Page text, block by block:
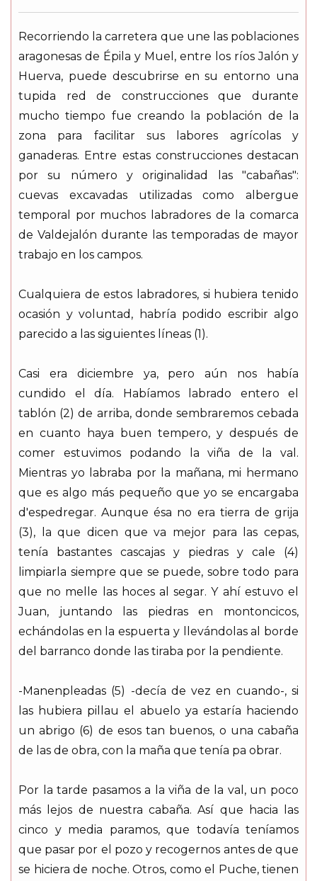
Recorriendo la carretera que une las poblaciones
aragonesas de Épila y Muel, entre los ríos Jalón y
Huerva, puede descubrirse en su entorno una
tupida red de construcciones que durante
mucho tiempo fue creando la población de la
zona para facilitar sus labores agrícolas y
ganaderas. Entre estas construcciones destacan
por su número y originalidad las "cabañas":
cuevas excavadas utilizadas como albergue
temporal por muchos labradores de la comarca
de Valdejalón durante las temporadas de mayor
trabajo en los campos.
Cualquiera de estos labradores, si hubiera tenido
ocasión y voluntad, habría podido escribir algo
parecido a las siguientes líneas (1).
Casi era diciembre ya, pero aún nos había
cundido el día. Habíamos labrado entero el
tablón (2) de arriba, donde sembraremos cebada
en cuanto haya buen tempero, y después de
comer estuvimos podando la viña de la val.
Mientras yo labraba por la mañana, mi hermano
que es algo más pequeño que yo se encargaba
d'espedregar. Aunque ésa no era tierra de grija
(3), la que dicen que va mejor para las cepas,
tenía bastantes cascajas y piedras y cale (4)
limpiarla siempre que se puede, sobre todo para
que no melle las hoces al segar. Y ahí estuvo el
Juan, juntando las piedras en montoncicos,
echándolas en la espuerta y llevándolas al borde
del barranco donde las tiraba por la pendiente.
-Manenpleadas (5) -decía de vez en cuando-, si
las hubiera pillau el abuelo ya estaría haciendo
un abrigo (6) de esos tan buenos, o una cabaña
de las de obra, con la maña que tenía pa obrar.
Por la tarde pasamos a la viña de la val, un poco
más lejos de nuestra cabaña. Así que hacia las
cinco y media paramos, que todavía teníamos
que pasar por el pozo y recogernos antes de que
se hiciera de noche. Otros, como el Puche, tienen